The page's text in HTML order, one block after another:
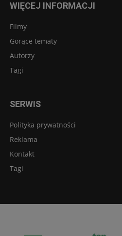
WIĘCEJ INFORMACJI
Filmy
Gorące tematy
Autorzy
Tagi
SERWIS
Polityka prywatności
Reklama
Kontakt
Tagi